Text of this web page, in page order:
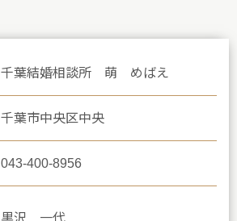
千葉結婚相談所 萌 めばえ
千葉市中央区中央
043-400-8956
黒沢 一代